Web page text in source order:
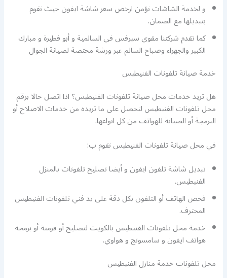
و لخدمة الشاشات نؤمن ارخص سعر شاشة ايفون حيث نقوم
بتبديلها مع الضمان.
كما تقدم شركتنا مقوي سيرفس في السالمية و أبو فطيرة و مبارك
الكبير والجهراء وصباح السالم عبر ورشة مختصة لصيانة الجوال
خدمة صيانة تلفونات الفنيطيس
هل تريد خدمات محل صيانة تلفونات الفنيطيس؟ اذا اتصل حالا برقم
محل تلفونات الفنيطيس لتحصل على ما تريده من خدمات الاصلاح أو
البرمجة أو الصيانة للهواتف من كل انواعها.
في محل صيانة تلفونات الفنيطيس نقوم ب:
تبديل شاشة تلفون ايفون و أيضا تصليح تلفونات بالمنزل
الفنيطيس.
فحص الهاتف أو التلفون بكل دقة على يد فني تلفونات الفنيطيس
المحترف.
خدمة محل تلفونات الفنيطيس بالكويت لتصليح أو فرمتة أو برمجة
هواتف ايفون و سامسونج و هواوي.
محل تلفونات خدمة منازل الفنيطيس